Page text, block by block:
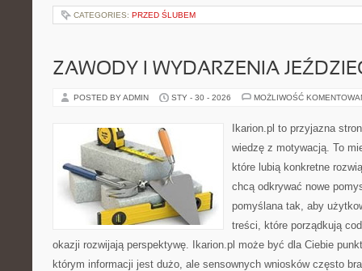
CATEGORIES: PRZED ŚLUBEM
ZAWODY I WYDARZENIA
POSTED BY ADMIN STY - 30 - 2026 MOŻLIWOŚĆ
Ikarion.pl to przyjazna
wiedzę z motywacją. To
które lubią konkretne
chcą odkrywać nowe
pomyślana tak, aby
treści, które porządkują
okazji rozwijają perspektywę. Ikarion.pl może być dla Ciebie
którym informacji jest dużo, ale sensownych wniosków często